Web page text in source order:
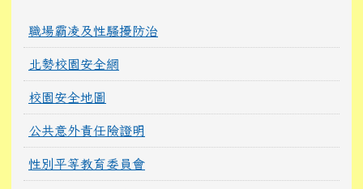
職場霸凌及性騷擾防治
北勢校園安全網
校園安全地圖
公共意外責任險證明
性別平等教育委員會